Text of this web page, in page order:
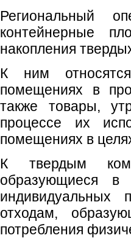
Региональный
контейнерные
накопления
К ним
помещениях в
также товары,
процессе их
помещениях в
К твердым
образующиеся в
индивидуальных
отходам,
потребления